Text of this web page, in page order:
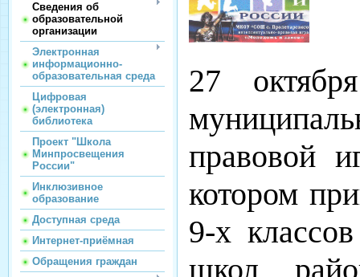
Сведения об
образовательной
организации
Электронная
информационно-
образовательная среда
Цифровая
(электронная)
библиотека
Проект "Школа
Минпросвещения
России"
Инклюзивное
образование
Доступная среда
Интернет-приёмная
Обращения граждан
27
правовой
котором
9-х
школ